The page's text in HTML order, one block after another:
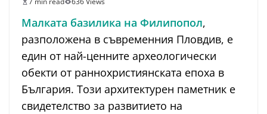
Малката базилика на Филипопол,
разположена в съвременния Пловдив, е
един от най-ценните археологически
обекти от раннохристиянската епоха в
България. Този архитектурен паметник е
свидетелство за развитието на